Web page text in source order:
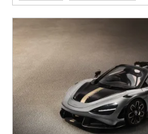
#HONDA CIVIC TYPE R